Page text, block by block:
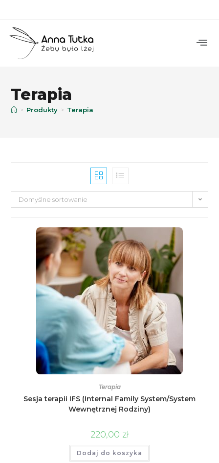
Terapia
> Produkty > Terapia
Domyślne sortowanie
Terapia
Sesja terapii IFS (Internal Family System/System
Wewnętrznej Rodziny)
220,00 zł
Dodaj do koszyka